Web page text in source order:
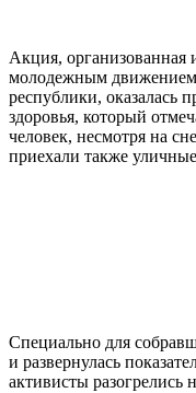
Акция,
молодежным
республики, оказалась
здоровья, который
человек, несмотря на
приехали также
Специально для
и развернулась
активисты